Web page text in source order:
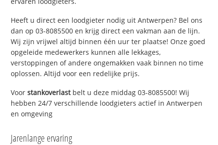
Heeft u direct een loodgieter nodig uit Antwerpen? Bel ons
dan op 03-8085500 en krijg direct een vakman aan de lijn.
Wij zijn vrijwel altijd binnen één uur ter plaatse! Onze goed
opgeleide medewerkers kunnen alle lekkages,
verstoppingen of andere ongemakken vaak binnen no time
oplossen. Altijd voor een redelijke prijs.
Voorstankoverlastbelt u deze middag 03-8085500! Wij
hebben 24/7 verschillende loodgieters actief in Antwerpen
en omgeving
Jarenlange ervaring